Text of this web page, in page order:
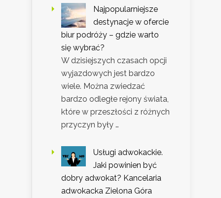
Najpopularniejsze
destynacje w ofercie
biur podróży – gdzie warto
się wybrać?
W dzisiejszych czasach opcji
wyjazdowych jest bardzo
wiele. Można zwiedzać
bardzo odległe rejony świata,
które w przeszłości z różnych
przyczyn były …
Usługi adwokackie.
Jaki powinien być
dobry adwokat? Kancelaria
adwokacka Zielona Góra